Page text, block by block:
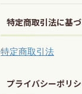
特定商取引法に基
特定商取引法
プライバシーポリ